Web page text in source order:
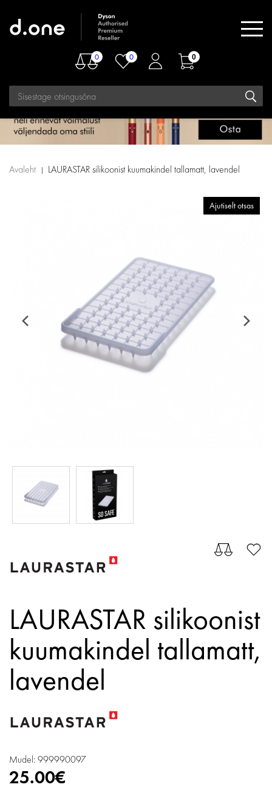
0 0 0
Avaleht LAURASTAR silikoonist kuumakindel tallamatt, lavendel
Ajutiselt otsas
LAURASTAR silikoonist
kuumakindel tallamatt,
lavendel
Mudel: 999990097
25.00€